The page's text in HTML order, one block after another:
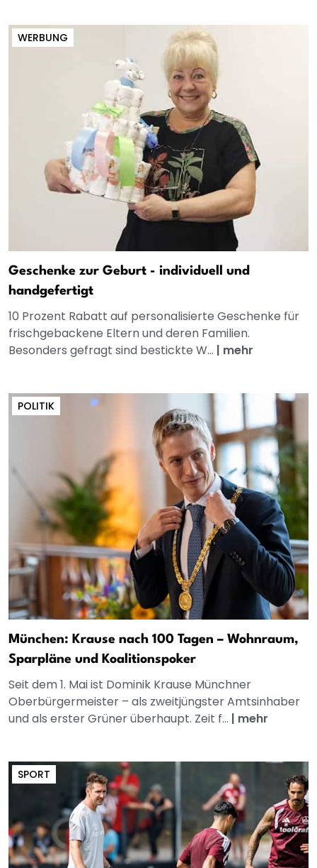
WERBUNG
Geschenke zur Geburt - individuell und
handgefertigt
10 Prozent Rabatt auf personalisierte Geschenke für
frischgebackene Eltern und deren Familien.
Besonders gefragt sind bestickte W... | mehr
POLITIK
München: Krause nach 100 Tagen – Wohnraum,
Sparpläne und Koalitionspoker
Seit dem 1. Mai ist Dominik Krause Münchner
Oberbürgermeister – als zweitjüngster Amtsinhaber
und als erster Grüner überhaupt. Zeit f... | mehr
SPORT